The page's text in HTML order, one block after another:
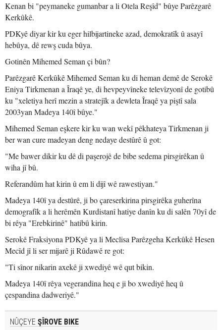
Kenan bi "peymaneke gumanbar a li Otela Reşîd" bûye Parêzgarê
Kerkûkê.
PDKyê diyar kir ku eger hilbijartineke azad, demokratîk û asayî
hebûya, dê rewş cuda bûya.
Gotinên Mihemed Seman çi bûn?
Parêzgarê Kerkûkê Mihemed Seman ku di heman demê de Serokê
Eniya Tirkmenan a Îraqê ye, di hevpeyvîneke televîzyonî de gotibû
ku "xeletiya herî mezin a stratejîk a dewleta Îraqê ya piştî sala
2003yan Madeya 140î bûye."
Mihemed Seman eşkere kir ku wan wekî pêkhateya Tirkmenan ji
ber wan cure madeyan deng nedaye destûrê û got:
"Me bawer dikir ku dê di paşerojê de bibe sedema pirsgirêkan û
wiha jî bû.
Referandûm hat kirin û em li dijî wê rawestiyan."
Madeya 140î ya destûrê, ji bo çareserkirina pirsgirêka guherîna
demografîk a li herêmên Kurdistanî hatiye danîn ku di salên 70yî de
bi rêya "Erebkirinê" hatibû kirin.
Serokê Fraksiyona PDKyê ya li Meclisa Parêzgeha Kerkûkê Hesen
Mecîd jî li ser mijarê ji Rûdawê re got:
"Ti sînor nikarin axekê ji xwediyê wê qut bikin.
Madeya 140î rêya vegerandina heq e ji bo xwediyê heq û
çespandina dadweriyê."
NÛÇEYE ŞÎROVE BIKE